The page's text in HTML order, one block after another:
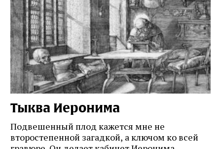
Тыква Иеронима
Подвешенный плод кажется мне не
второстепенной загадкой, а ключом ко всей